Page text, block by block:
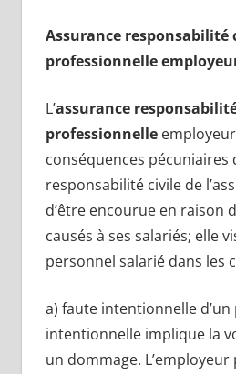
Assurance responsabilité
professionnelle
L’assurance
professionnelle
conséquences pécuniaires
responsabilité civile de
d’être encourue en raison
causés à ses salariés; elle
personnel salarié dans les
a) faute intentionnelle
intentionnelle implique la
un dommage.